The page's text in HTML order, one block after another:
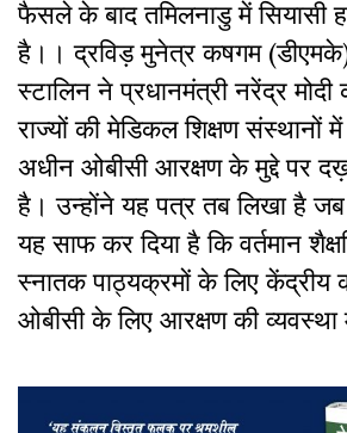
फैसले के बाद तमिलनाडु में सियासी
है।। द्रविड़ मुनेत्र कषगम
स्टालिन ने प्रधानमंत्री नरेंद्र
राज्यों की मेडिकल शिक्षण संस्थानों
अधीन ओबीसी आरक्षण के मुद्दे पर
है। उन्होंने यह पत्र तब लिखा है जब
यह साफ कर दिया है कि वर्तमान
स्नातक पाठ्यक्रमों के लिए
ओबीसी के लिए आरक्षण की व्यवस्था